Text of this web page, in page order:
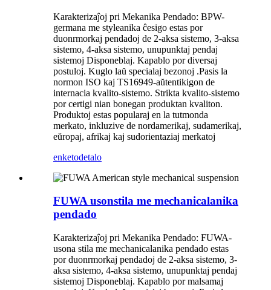
Karakterizaĵoj pri Mekanika Pendado: BPW-
germana me styleanika ĉesigo estas por
duonrmorkaj pendadoj de 2-aksa sistemo, 3-aksa
sistemo, 4-aksa sistemo, unupunktaj pendaj
sistemoj Disponeblaj. Kapablo por diversaj
postuloj. Kuglo laŭ specialaj bezonoj .Pasis la
normon ISO kaj TS16949-aŭtentikigon de
internacia kvalito-sistemo. Strikta kvalito-sistemo
por certigi nian bonegan produktan kvaliton.
Produktoj estas popularaj en la tutmonda
merkato, inkluzive de nordamerikaj, sudamerikaj,
eŭropaj, afrikaj kaj sudorientaziaj merkatoj
enketodetalo
FUWA usonstila me mechanicalanika
pendado
Karakterizaĵoj pri Mekanika Pendado: FUWA-
usona stila me mechanicalanika pendado estas
por duonrmorkaj pendadoj de 2-aksa sistemo, 3-
aksa sistemo, 4-aksa sistemo, unupunktaj pendaj
sistemoj Disponeblaj. Kapablo por malsamaj